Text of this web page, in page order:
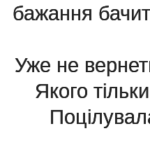
бажання
Уже не
Якого